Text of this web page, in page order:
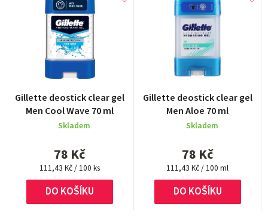
Gillette deostick clear gel
Men Cool Wave 70 ml
hodnocení
produktu
je
z
5
hvězdiček.
Skladem
78 Kč
Měrná
cena:
111,43 Kč / 100 ks
DO KOŠÍKU
Gillette deostick clear gel
Men Aloe 70 ml
hodnocení
produktu
je
z
5
hvězdiček.
Skladem
78 Kč
Měrná
cena:
111,43 Kč / 100 ml
DO KOŠÍKU